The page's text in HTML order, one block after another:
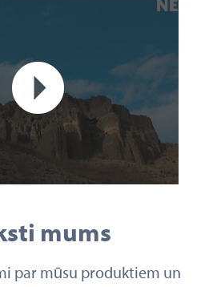
mums
par mūsu produktiem un